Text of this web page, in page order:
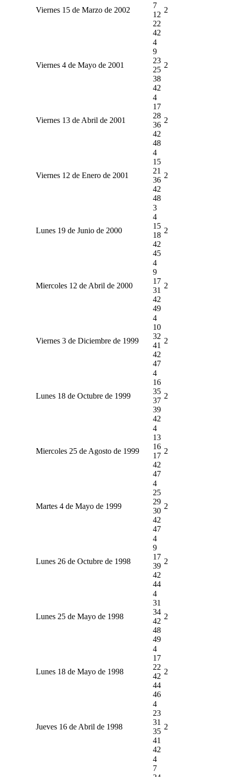
Viernes 15 de Marzo de 2002
7
12
22
42
2
Viernes 4 de Mayo de 2001
4
9
23
25
38
42
2
Viernes 13 de Abril de 2001
4
17
28
36
42
48
2
Viernes 12 de Enero de 2001
4
15
21
36
42
48
2
Lunes 19 de Junio de 2000
3
4
15
18
42
45
2
Miercoles 12 de Abril de 2000
4
9
17
31
42
49
2
Viernes 3 de Diciembre de 1999
4
10
32
41
42
47
2
Lunes 18 de Octubre de 1999
4
16
35
37
39
42
2
Miercoles 25 de Agosto de 1999
4
13
16
17
42
47
2
Martes 4 de Mayo de 1999
4
25
29
30
42
47
2
Lunes 26 de Octubre de 1998
4
9
17
39
42
44
2
Lunes 25 de Mayo de 1998
4
31
34
42
48
49
2
Lunes 18 de Mayo de 1998
4
17
22
42
44
46
2
Jueves 16 de Abril de 1998
4
23
31
35
41
42
2
4
7